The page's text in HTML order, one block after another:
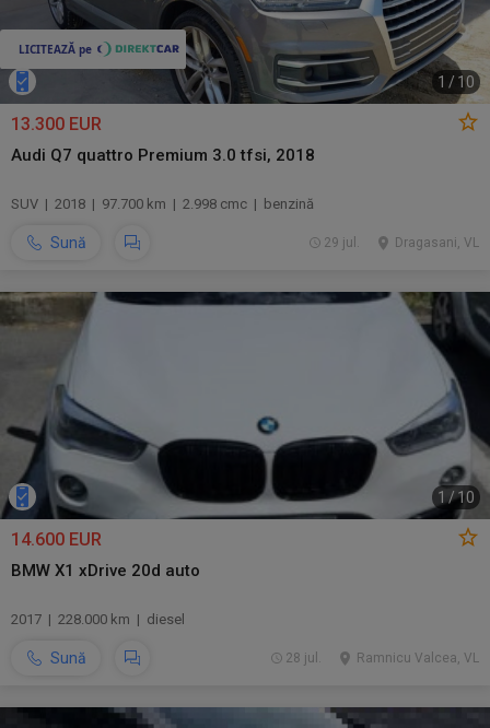
1 / 10
13.300 EUR
Audi Q7 quattro Premium 3.0 tfsi, 2018
SUV | 2018 | 97.700 km | 2.998 cmc | benzină
Sună Dragasani, VL
29 jul.
1 /10
14.600 EUR
BMW X1 xDrive 20d auto
2017 | 228.000 km | diesel
Sună Ramnicu Valcea, VL
28 jul.